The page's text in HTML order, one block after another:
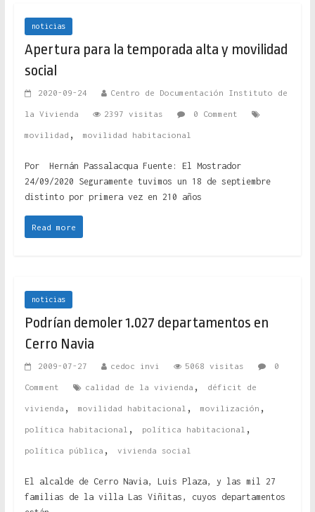
noticias
Apertura para la temporada alta y movilidad
social
2020-09-24 Centro de Documentación Instituto de
la Vivienda 2397 visitas 0 Comment
movilidad , movilidad habitacional
Por Hernán Passalacqua Fuente: El Mostrador
24/09/2020 Seguramente tuvimos un 18 de septiembre
distinto por primera vez en 210 años
Read more
noticias
Podrían demoler 1.027 departamentos en
Cerro Navia
2009-07-27 cedoc invi 5068 visitas 0
Comment calidad de la vivienda , déficit de
vivienda , movilidad habitacional , movilización ,
política habitacional , política habitacional ,
política pública , vivienda social
El alcalde de Cerro Navia, Luis Plaza, y las mil 27
familias de la villa Las Viñitas, cuyos departamentos